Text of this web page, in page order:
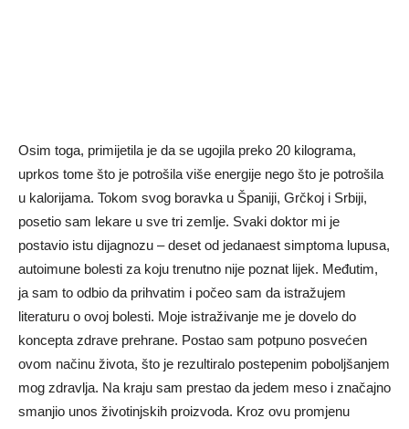
Osim toga, primijetila je da se ugojila preko 20 kilograma,
uprkos tome što je potrošila više energije nego što je potrošila
u kalorijama. Tokom svog boravka u Španiji, Grčkoj i Srbiji,
posetio sam lekare u sve tri zemlje. Svaki doktor mi je
postavio istu dijagnozu – deset od jedanaest simptoma lupusa,
autoimune bolesti za koju trenutno nije poznat lijek. Međutim,
ja sam to odbio da prihvatim i počeo sam da istražujem
literaturu o ovoj bolesti. Moje istraživanje me je dovelo do
koncepta zdrave prehrane. Postao sam potpuno posvećen
ovom načinu života, što je rezultiralo postepenim poboljšanjem
mog zdravlja. Na kraju sam prestao da jedem meso i značajno
smanjio unos životinjskih proizvoda. Kroz ovu promjenu